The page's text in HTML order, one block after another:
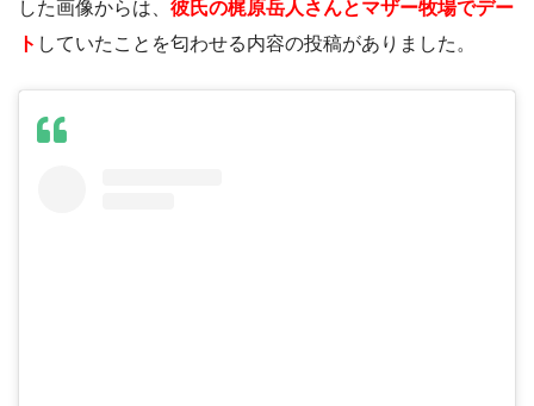
した画像からは、 彼氏の梶原岳人さんとマザー牧場でデー
ト していたことを匂わせる内容の投稿がありました。